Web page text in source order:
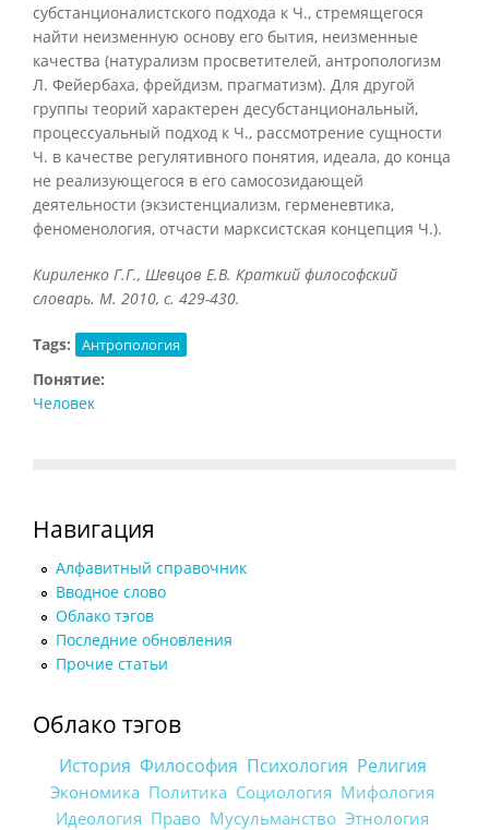
субстанционалистского подхода к Ч., стремящегося
найти неизменную основу его бытия, неизменные
качества (натурализм просветителей, антропологизм
Л. Фейербаха, фрейдизм, прагматизм). Для другой
группы теорий характерен десубстанциональный,
процессуальный подход к Ч., рассмотрение сущности
Ч. в качестве регулятивного понятия, идеала, до конца
не реализующегося в его самосозидающей
деятельности (экзистенциализм, герменевтика,
феноменология, отчасти марксистская концепция Ч.).
Кириленко Г.Г., Шевцов Е.В. Краткий философский
словарь. М. 2010, с. 429-430.
Tags: Антропология
Понятие:
Человек
Навигация
Алфавитный справочник
Вводное слово
Облако тэгов
Последние обновления
Прочие статьи
Облако тэгов
История Философия Психология Религия
Экономика Политика Социология Мифология
Идеология Право Мусульманство Этнология